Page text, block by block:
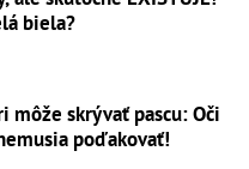
biela?
môže skrývať pascu: Oči
poďakovať!